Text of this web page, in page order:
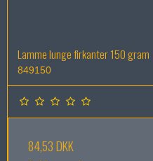
Lamme lunge firkanter 150 gram
849150
84,53 DKK